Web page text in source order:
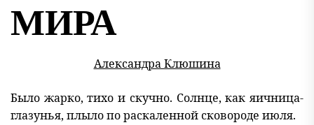
МИРА
Александра Клюшина
Было жарко, тихо и скучно. Солнце, как яичница-
глазунья, плыло по раскаленной сковороде июля.